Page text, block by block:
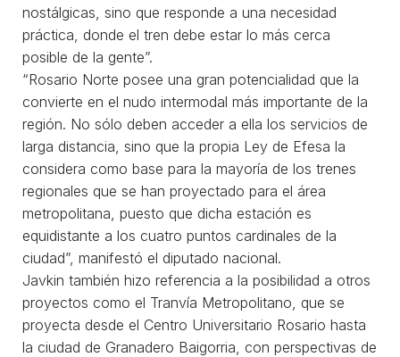
nostálgicas, sino que responde a una necesidad
práctica, donde el tren debe estar lo más cerca
posible de la gente”.
“Rosario Norte posee una gran potencialidad que la
convierte en el nudo intermodal más importante de la
región. No sólo deben acceder a ella los servicios de
larga distancia, sino que la propia Ley de Efesa la
considera como base para la mayoría de los trenes
regionales que se han proyectado para el área
metropolitana, puesto que dicha estación es
equidistante a los cuatro puntos cardinales de la
ciudad”, manifestó el diputado nacional.
Javkin también hizo referencia a la posibilidad a otros
proyectos como el Tranvía Metropolitano, que se
proyecta desde el Centro Universitario Rosario hasta
la ciudad de Granadero Baigorria, con perspectivas de